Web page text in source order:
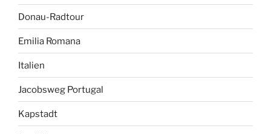
Donau-Radtour
Emilia Romana
Italien
Jacobsweg Portugal
Kapstadt